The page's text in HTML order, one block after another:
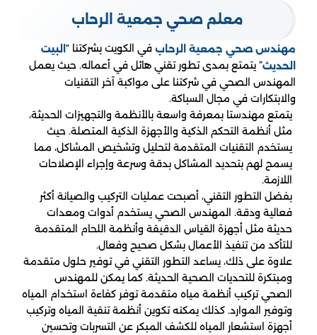
معلم صحي جمعية الرحاب
مهندس صحي جمعية الرحاب في الكويت بشركتنا “ البيت
الحديث” يتمتع بمدى تطور تقني هائل في أعماله. حيث يعمل
المهندس الصحي في شركتنا على مواكبة آخر التقنيات
والابتكارات في مجال السباكة.
يتمتع مهندستا بمعرفة واسعة بالأنظمة والتجهيزات الحديثة،
مثل أنظمة التحكم الذكية والأجهزة الذكية المتصلة. حيث
يستخدم التقنيات المتقدمة لتحليل وتشخيص المشاكل، مما
يسمح لهم بتحديد المشاكل بدقة وسرعة وإجراء الإصلاحات
اللازمة.
بفضل التطور التقني، أصبحت عمليات التركيب والصيانة أكثر
فعالية ودقة. المهندس الصحي يستخدم أدوات ومعدات
حديثة مثل أجهزة القياس الدقيقة وأنظمة اللحام المتقدمة
للتأكد من تنفيذ الأعمال بشكل صحيح وفعال.
علاوة على ذلك، يساعد التطور التقني في توفير حلول متقدمة
ومبتكرة للتحديات الصحية الحديثة. كما يمكن للمهندس
الصحي تركيب أنظمة مياه متقدمة توفر كفاءة استخدام المياه
وتوفير الموارد. كذلك يمكنه تكوين أنظمة تنقية المياه وتركيب
أجهزة استشعار المياه للكشف المبكر عن التسربات وتحسين